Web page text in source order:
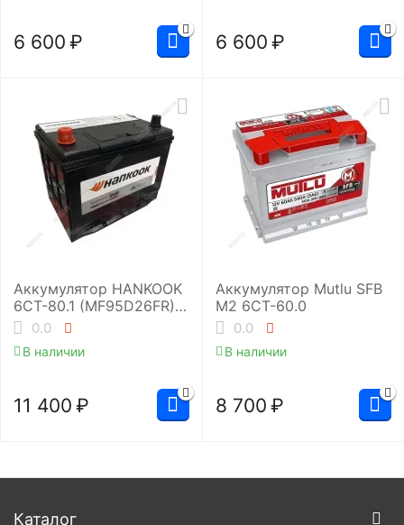
6 600 ₽ 6 600 ₽
Аккумулятор HANKOOK
6СТ-80.1 (MF95D26FR)
бортик
0.0
В наличии
11 400 ₽
Аккумулятор Mutlu SFB
M2 6СТ-60.0
0.0
В наличии
8 700 ₽
Каталог